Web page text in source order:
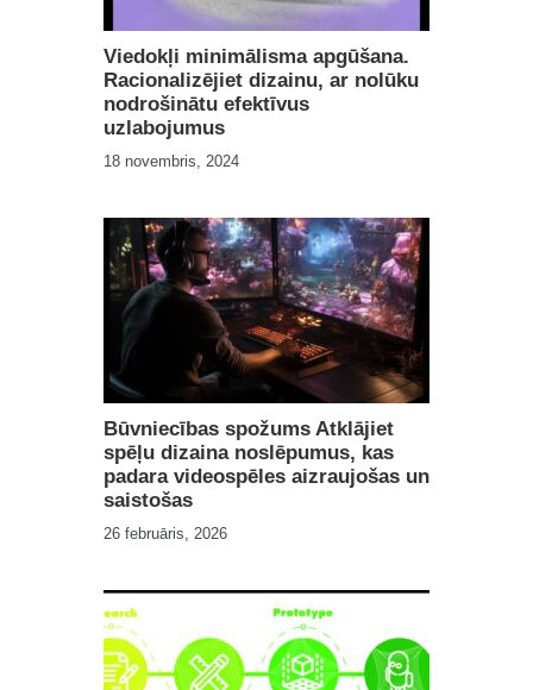
Viedokļi minimālisma apgūšana.
Racionalizējiet dizainu, ar nolūku
nodrošinātu efektīvus
uzlabojumus
18 novembris, 2024
Būvniecības spožums Atklājiet
spēļu dizaina noslēpumus, kas
padara videospēles aizraujošas un
saistošas
26 februāris, 2026